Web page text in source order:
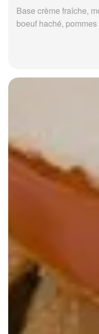
Base crème fraîche,
boeuf haché, pommes